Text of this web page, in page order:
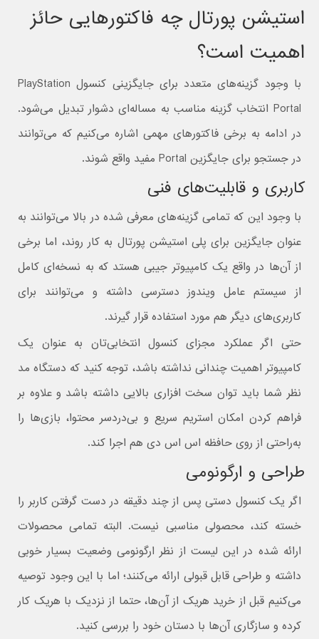
استیشن پورتال چه فاکتورهایی حائز
اهمیت است؟
با وجود گزینه‌های متعدد برای جایگزینی کنسول PlayStation
Portal انتخاب گزینه مناسب به مساله‌ای دشوار تبدیل می‌شود.
در ادامه به برخی فاکتورهای مهمی اشاره می‌کنیم که می‌توانند
در جستجو برای جایگزین Portal مفید واقع شوند.
کاربری و قابلیت‌های فنی
با وجود این که تمامی گزینه‌های معرفی شده در بالا می‌توانند به
عنوان جایگزین برای پلی استیشن پورتال به کار روند، اما برخی
از آن‌ها در واقع یک کامپیوتر جیبی هستد که به نسخه‌ای کامل
از سیستم عامل ویندوز دسترسی داشته و می‌توانند برای
کاربری‌های دیگر هم مورد استفاده قرار گیرند.
حتی اگر عملکرد مجزای کنسول انتخابی‌تان به عنوان یک
کامپیوتر اهمیت چندانی نداشته باشد، توجه کنید که دستگاه مد
نظر شما باید توان سخت افزاری بالایی داشته باشد و علاوه بر
فراهم کردن امکان استریم سریع و بی‌دردسر محتوا، بازی‌ها را
به‌راحتی از روی حافظه اس اس دی هم اجرا کند.
طراحی و ارگونومی
اگر یک کنسول دستی پس از چند دقیقه در دست گرفتن کاربر را
خسته کند، محصولی مناسبی نیست. البته تمامی محصولات
ارائه شده در این لیست از نظر ارگونومی وضعیت بسیار خوبی
داشته و طراحی قابل قبولی ارائه می‌کنند؛ اما با این وجود توصیه
می‌کنیم قبل از خرید هریک از آن‌ها، حتما از نزدیک با هریک کار
کرده و سازگاری آ‌ن‌ها با دستان خود را بررسی کنید.